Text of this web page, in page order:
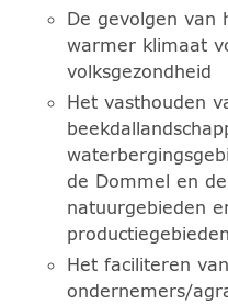
De gevolgen van
warmer klimaat
volksgezondheid
Het vasthouden
de Dommel en
natuurgebieden
Het faciliteren
ondernemers/